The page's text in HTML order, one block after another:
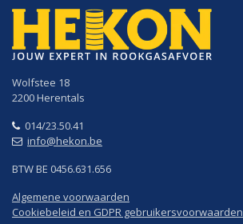
Wolfstee 18
2200 Herentals
014/23.50.41
info@hekon.be
BTW BE 0456.631.656
Algemene voorwaarden
Cookiebeleid en GDPR gebruikersvoorwaarden